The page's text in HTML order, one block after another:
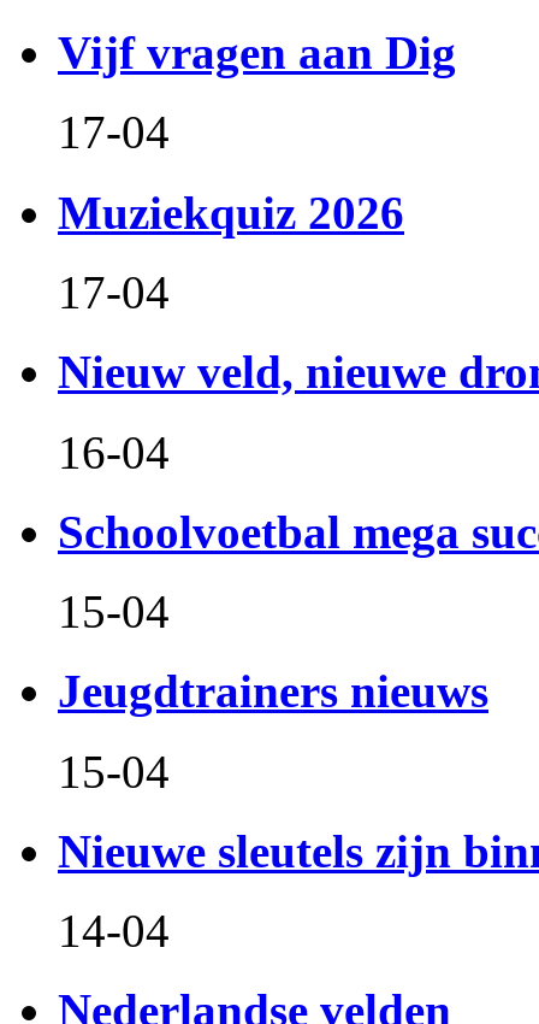
Vijf vragen aan Dig
17-04
Muziekquiz 2026
17-04
Nieuw veld, nieuwe
16-04
Schoolvoetbal mega
15-04
Jeugdtrainers nieuws
15-04
Nieuwe sleutels zijn
14-04
Nederlandse velden